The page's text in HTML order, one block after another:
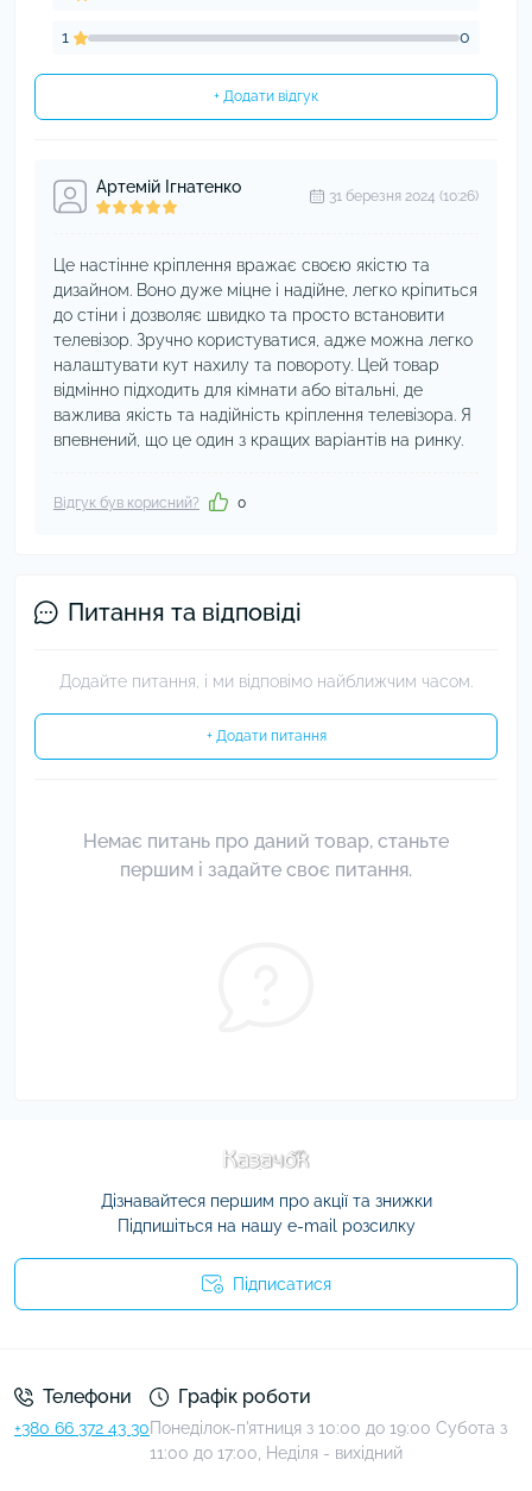
1 0
+ Додати відгук
Артемій Ігнатенко 31 березня 2024 (10:26)
Це настінне кріплення вражає своєю якістю та
дизайном. Воно дуже міцне і надійне, легко кріпиться
до стіни і дозволяє швидко та просто встановити
телевізор. Зручно користуватися, адже можна легко
налаштувати кут нахилу та повороту. Цей товар
відмінно підходить для кімнати або вітальні, де
важлива якість та надійність кріплення телевізора. Я
впевнений, що це один з кращих варіантів на ринку.
Відгук був корисний? 0
Питання та відповіді
Додайте питання, і ми відповімо найближчим часом.
+ Додати питання
Немає питань про даний товар, станьте
першим і задайте своє питання.
Дізнавайтеся першим про акції та знижки
Підпишіться на нашу e-mail розсилку
Підписатися
Телефони
+380 66 372 43 30
Графік роботи
Понеділок-п'ятниця з 10:00 до 19:00 Субота з
11:00 до 17:00, Неділя - вихідний